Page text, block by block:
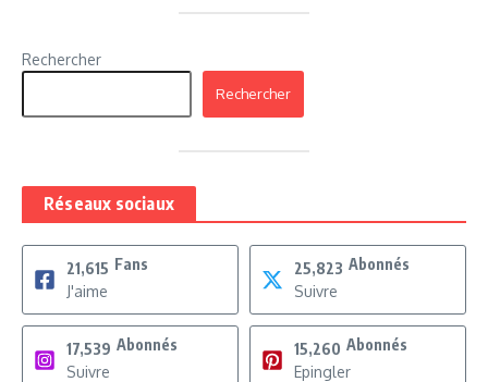
Rechercher
Rechercher
Réseaux sociaux
21,615 Fans
J'aime
25,823 Abonnés
Suivre
17,539 Abonnés
Suivre
15,260 Abonnés
Epingler